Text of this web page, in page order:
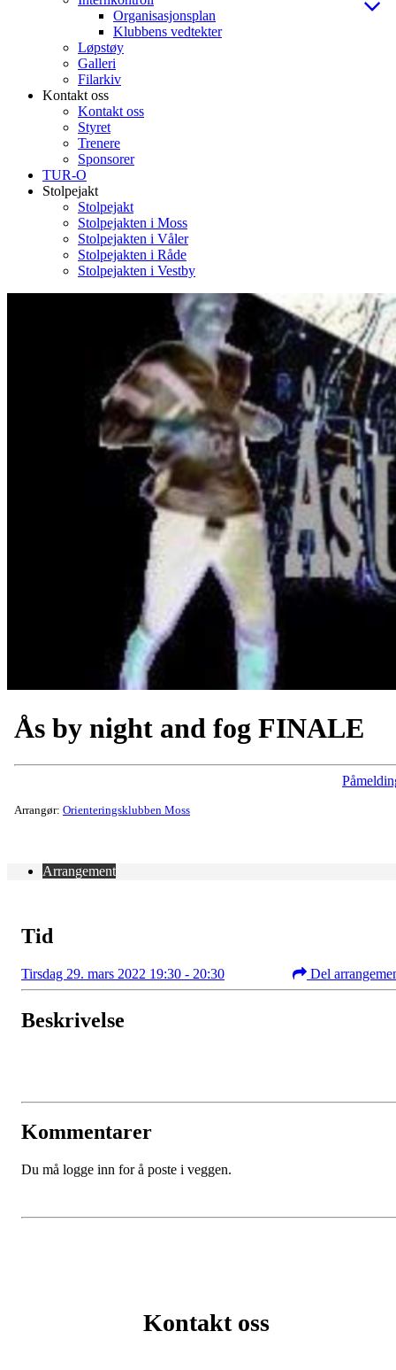
Organisasjonsplan
Klubbens vedtekter
Løpstøy
Galleri
Filarkiv
Kontakt oss
Kontakt oss
Styret
Trenere
Sponsorer
TUR-O
Stolpejakt
Stolpejakt
Stolpejakten i Moss
Stolpejakten i Våler
Stolpejakten i Råde
Stolpejakten i Vestby
Ås by night and fog FINALE
Arrangør: Orienteringsklubben Moss
Arrangement
Tid
Tirsdag 29. mars 2022 19:30 - 20:30 Del
Beskrivelse
Kommentarer
Du må logge inn for å poste i veggen.
Kontakt oss